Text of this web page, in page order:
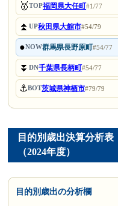
🥇TOP福岡県大任町#1/77
⏫UP秋田県大館市#54/79
●NOW群馬県長野原町#54/77
⏬DN千葉県長柄町#54/77
⚓BOT茨城県神栖市#79/79
目的別歳出決算分析表
（2024年度）
目的別歳出の分析欄